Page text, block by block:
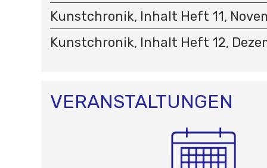
Kunstchronik, Inhalt Heft 11,
Kunstchronik, Inhalt Heft 12,
VERANSTALTUNGEN